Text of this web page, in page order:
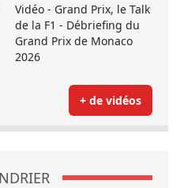
Vidéo - Grand Prix, le Talk
de la F1 - Débriefing du
Grand Prix de Monaco
2026
+ de vidéos